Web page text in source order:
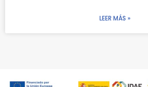
LEER MÁS »